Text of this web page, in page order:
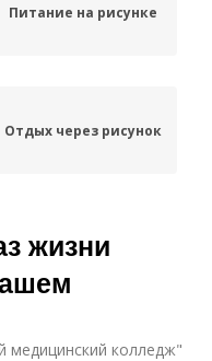
Питание на рисунке
Отдых через рисунок
жизни
колледж"